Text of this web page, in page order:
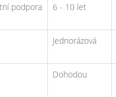
podpora
6 - 10 let
Jednorázová
Dohodou